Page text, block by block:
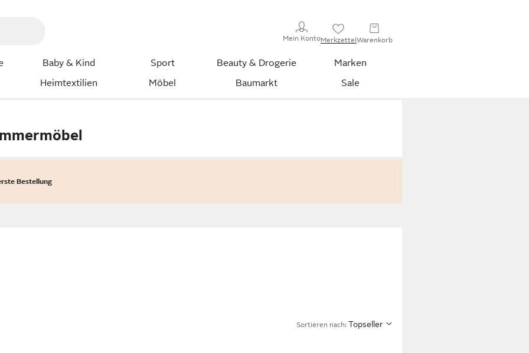
Mein KontoMerkzettelWarenkorb
Baby & Kind Sport Beauty & Drogerie
Marken
Heimtextilien
Möbel Baumarkt Sale
Bestellung
Sortieren nach: Topseller